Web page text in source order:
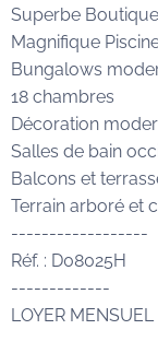
Superbe
Magnifique
Bungalows
18 chambres
Décoration
Salles de bain
Balcons et
Terrain arboré et
------------------
Réf. : D08025H
-------------
LOYER